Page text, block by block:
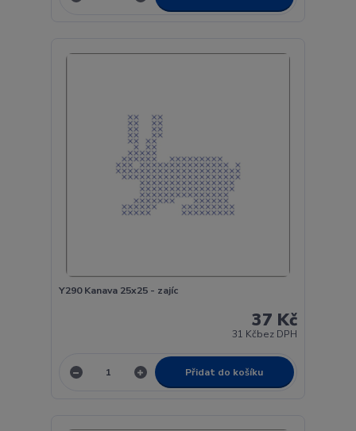
Y290 Kanava 25x25 - zajíc
37 Kč
31 Kčbez DPH
Přidat do košíku